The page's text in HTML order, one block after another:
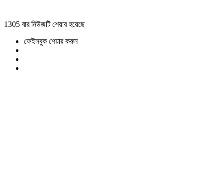
1305 বার নিউজটি শেয়ার হয়েছে
ফেইসবুক শেয়ার করুন